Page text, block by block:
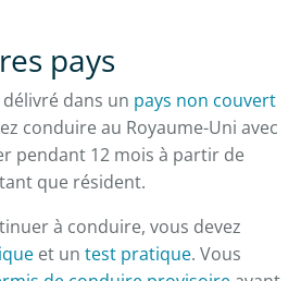
pays
dans un pays non couvert
conduire au Royaume-Uni avec
pendant 12 mois à partir de
que résident.
à conduire, vous devez
et un test pratique. Vous